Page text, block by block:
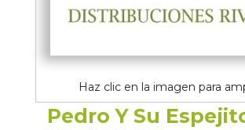
Haz clic en la imagen para
Pedro Y Su